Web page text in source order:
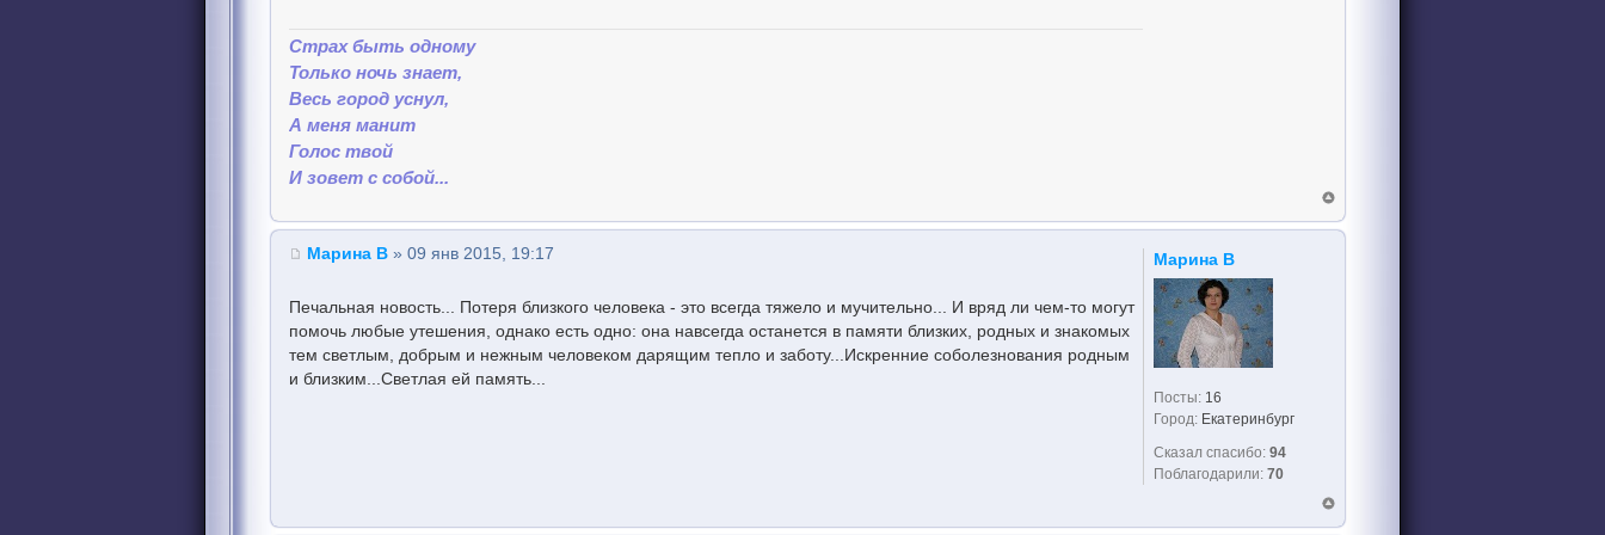
Страх быть одному
Только ночь знает,
Весь город уснул,
А меня манит
Голос твой
И зовет с собой...
Марина В » 09 янв 2015, 19:17
Печальная новость... Потеря близкого человека - это всегда тяжело и мучительно... И вряд ли чем-то могут
помочь любые утешения, однако есть одно: она навсегда останется в памяти близких, родных и знакомых
тем светлым, добрым и нежным человеком дарящим тепло и заботу...Искренние соболезнования родным
и близким...Светлая ей память...
Марина В
Посты: 16
Город: Екатеринбург
Сказал спасибо: 94
Поблагодарили: 70